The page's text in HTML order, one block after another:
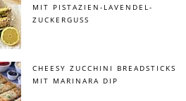
MIT PISTAZIEN-LAVENDEL-
ZUCKERGUSS
CHEESY ZUCCHINI BREADSTICKS
MIT MARINARA DIP